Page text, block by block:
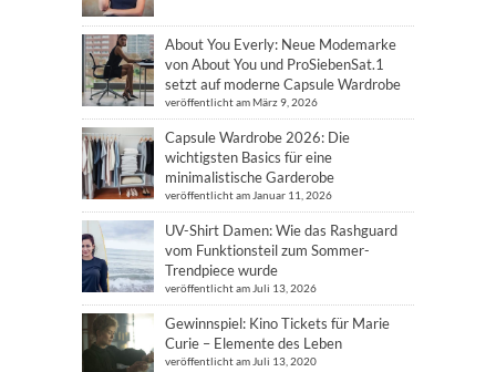
About You Everly: Neue Modemarke
von About You und ProSiebenSat.1
setzt auf moderne Capsule Wardrobe
veröffentlicht am März 9, 2026
Capsule Wardrobe 2026: Die
wichtigsten Basics für eine
minimalistische Garderobe
veröffentlicht am Januar 11, 2026
UV-Shirt Damen: Wie das Rashguard
vom Funktionsteil zum Sommer-
Trendpiece wurde
veröffentlicht am Juli 13, 2026
Gewinnspiel: Kino Tickets für Marie
Curie – Elemente des Leben
veröffentlicht am Juli 13, 2020